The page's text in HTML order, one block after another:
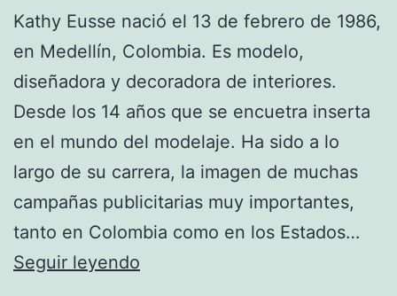
Kathy Eusse nació el 13 de febrero de 1986,
en Medellín, Colombia. Es modelo,
diseñadora y decoradora de interiores.
Desde los 14 años que se encuetra inserta
en el mundo del modelaje. Ha sido a lo
largo de su carrera, la imagen de muchas
campañas publicitarias muy importantes,
tanto en Colombia como en los Estados…
Seguir leyendo